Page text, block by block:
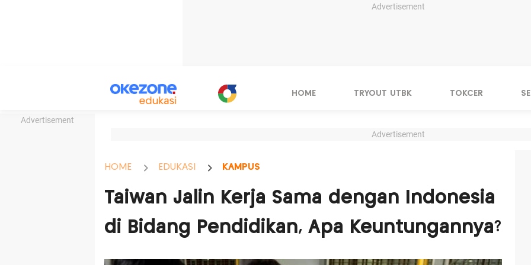
Advertisement
Advertisement
HOME TRYOUT UTBK TOKCER
Advertisement
HOME EDUKASI KAMPUS
Taiwan Jalin Kerja Sama dengan Indonesia
di Bidang Pendidikan, Apa Keuntungannya?